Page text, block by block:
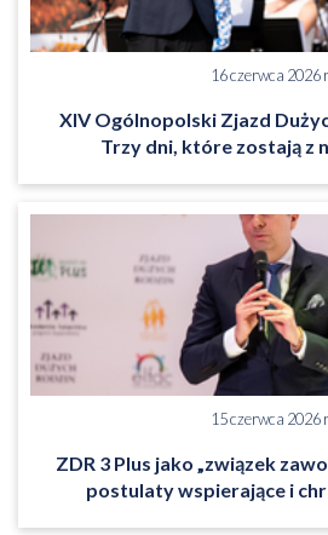
16 czerwca 2026
XIV Ogólnopolski Zjazd
Trzy dni, które zostają z
15 czerwca 2026
ZDR 3 Plus jako „związek
postulaty wspierające i